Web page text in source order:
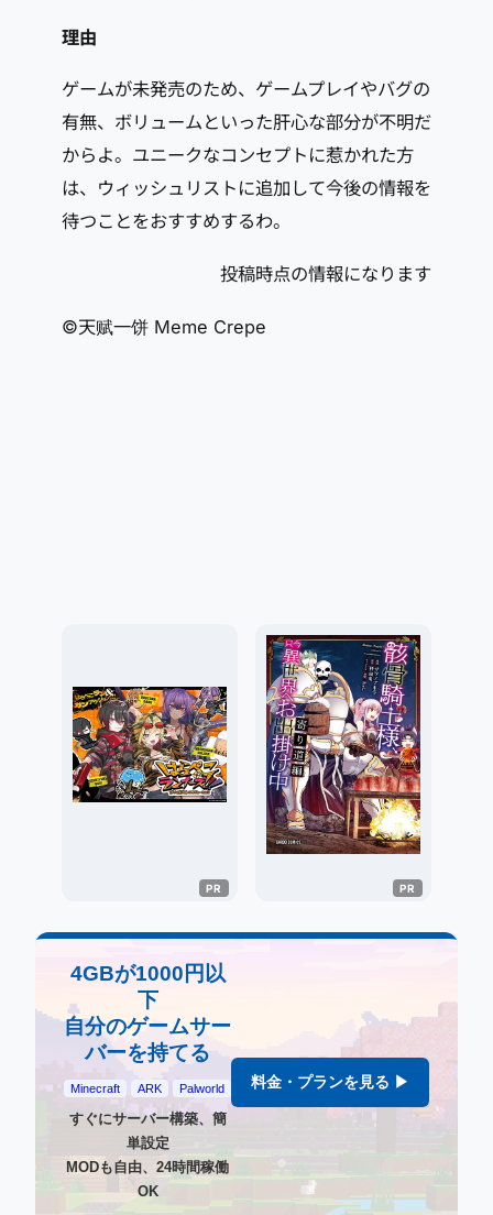
理由
ゲームが未発売のため、ゲームプレイやバグの
有無、ボリュームといった肝心な部分が不明だ
からよ。ユニークなコンセプトに惹かれた方
は、ウィッシュリストに追加して今後の情報を
待つことをおすすめするわ。
投稿時点の情報になります
©天赋一饼 Meme Crepe
4GBが1000円以
下
自分のゲームサー
バーを持てる
Minecraft ARK Palworld
すぐにサーバー構築、簡
単設定
MODも自由、24時間稼働
OK
料金・プランを見る ▶